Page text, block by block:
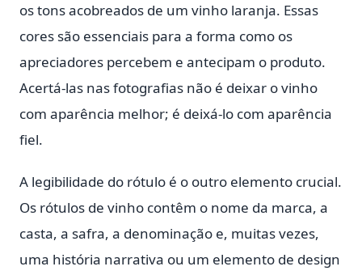
os tons acobreados de um vinho laranja. Essas
cores são essenciais para a forma como os
apreciadores percebem e antecipam o produto.
Acertá-las nas fotografias não é deixar o vinho
com aparência melhor; é deixá-lo com aparência
fiel.
A legibilidade do rótulo é o outro elemento crucial.
Os rótulos de vinho contêm o nome da marca, a
casta, a safra, a denominação e, muitas vezes,
uma história narrativa ou um elemento de design